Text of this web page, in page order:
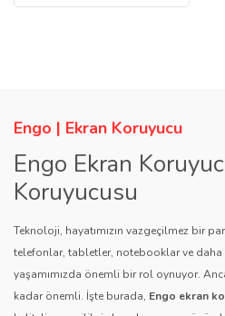
Engo | Ekran Koruyucu
Engo Ekran
Koruyucusu
Teknoloji, hayatımızın vazgeçilmez bir
telefonlar, tabletler, notebooklar ve
yaşamımızda önemli bir rol oynuyor.
kadar önemli. İşte burada, Engo ekran